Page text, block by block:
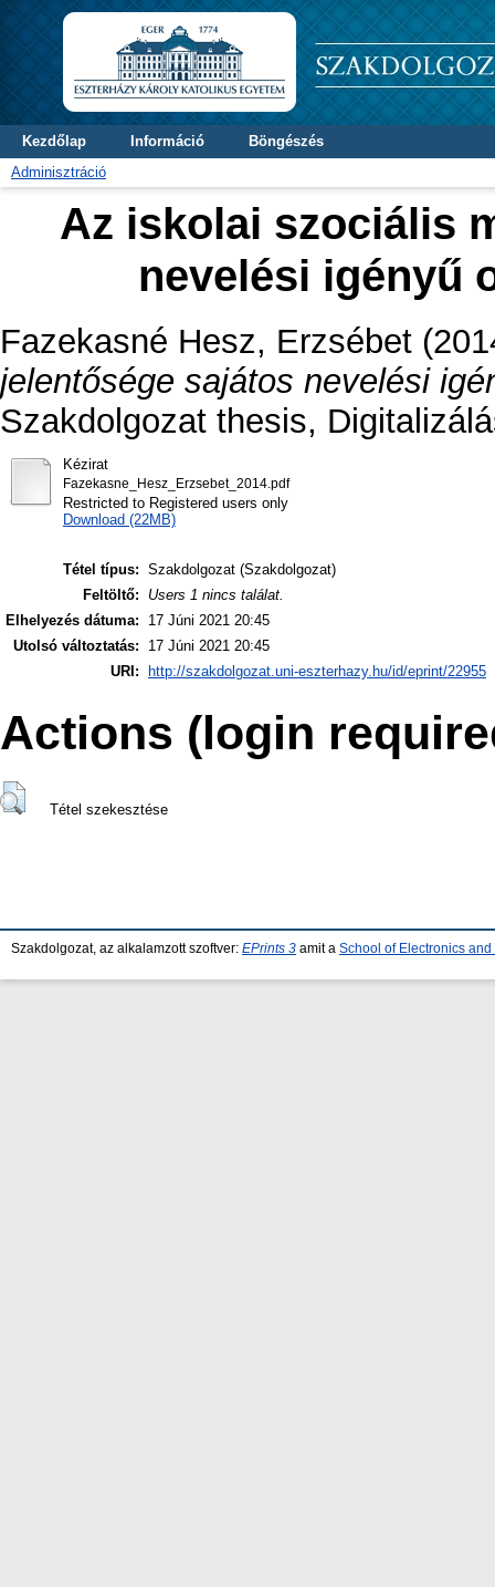
Kezdőlap Információ
Böngészés
Adminisztráció
Az iskolai szociális
nevelési igényű
Fazekasné Hesz, Erzsébet
jelentősége sajátos nevelési
Szakdolgozat thesis,
Kézirat
Fazekasne_Hesz_Erzsebet_2014.pdf
Restricted to Registered users only
Download (22MB)
Tétel típus: Szakdolgozat (Szakdolgozat)
Feltöltő:
Users 1 nincs találat.
Elhelyezés dátuma:
17 Júni 2021 20:45
Utolsó változtatás:
17 Júni 2021 20:45
URI:
http://szakdolgozat.uni-eszterhazy.hu/id/eprint/22955
Actions (login
Tétel szekesztése
Szakdolgozat, az alkalamzott szoftver: EPrints 3 amit a School of Electronics